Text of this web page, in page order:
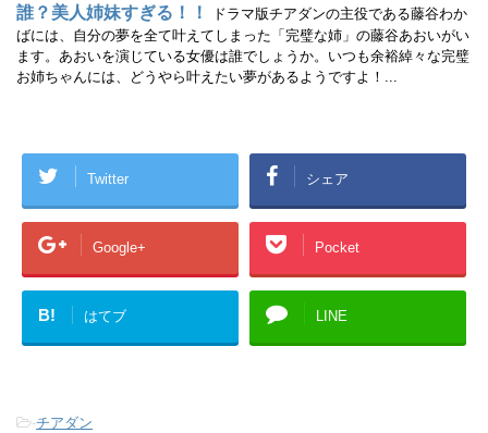
誰？美人姉妹すぎる！！
ドラマ版チアダンの主役である藤谷わか
ばには、自分の夢を全て叶えてしまった「完璧な姉」の藤谷あおいがい
ます。あおいを演じている女優は誰でしょうか。いつも余裕綽々な完璧
お姉ちゃんには、どうやら叶えたい夢があるようですよ！...
Twitter シェア
Google+ Pocket
B! はてブ LINE
-チアダン